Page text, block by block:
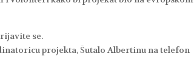
se.
projekta, Šutalo Albertinu na telefon